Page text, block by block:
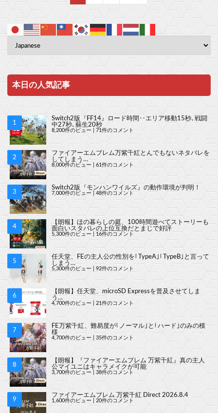
本日の人気記事
Switch2版『FF14』ロード時間‥エリア移動15秒､戦闘
中27秒､蘇生20秒
8,200件のビュー |71件のコメント
ファイアーエムブレム万紫千紅とんでもないネタバレを
してしまう…
8,000件のビュー 61件のコメント
Switch2版『モンハンワイルズ』の動作環境が判明！
7,000件のビュー|48件のコメント
【朗報】ほの暮らしの庭、100時間遊べてストーリーも
面白いスタバレの上位互換だとまじで好評
5,300件のビュー 16件のコメント
任天堂、FEの主人公の性別を｢TypeA｣｢TypeB｣と言って
しまう…
5,300件のビュー 92件のコメント
【朗報】任天堂、microSD Expressを普及させてしま
う…
4,700件のビュー| 21件のコメント
FE万紫千紅、難易度が｢ノーマル｣と｢ハード｣のみの模
様
4,700件のビュー 35件のコメント
【朗報】『ファイアーエムブレム 万紫千紅』真の主人
公マイユニはキャラメイクが可能
3,700件のビュー|38件のコメント
ファイアーエムブレム 万紫千紅 Direct 2026.8.4
1,600件のビュー 20件のコメント